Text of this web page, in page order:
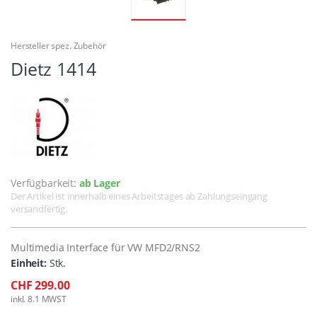
Hersteller spez. Zubehör
Dietz 1414
Verfügbarkeit: ab Lager
Der Artikel ist innerhalb eines Arbeitstages ab Zahlungseingang
versandfertig.
Multimedia Interface für VW MFD2/RNS2
Einheit: Stk.
CHF 299.00
inkl. 8.1 MWST